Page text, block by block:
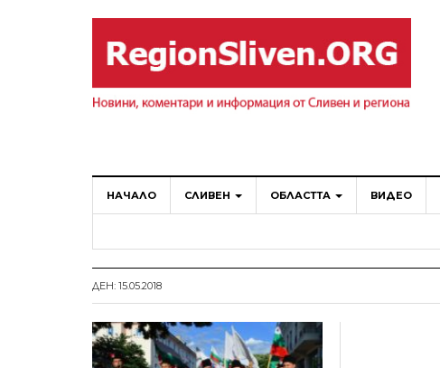
НАЧАЛО СЛИВЕН ОБЛАСТТА ВИДЕО
ДЕН: 15.05.2018